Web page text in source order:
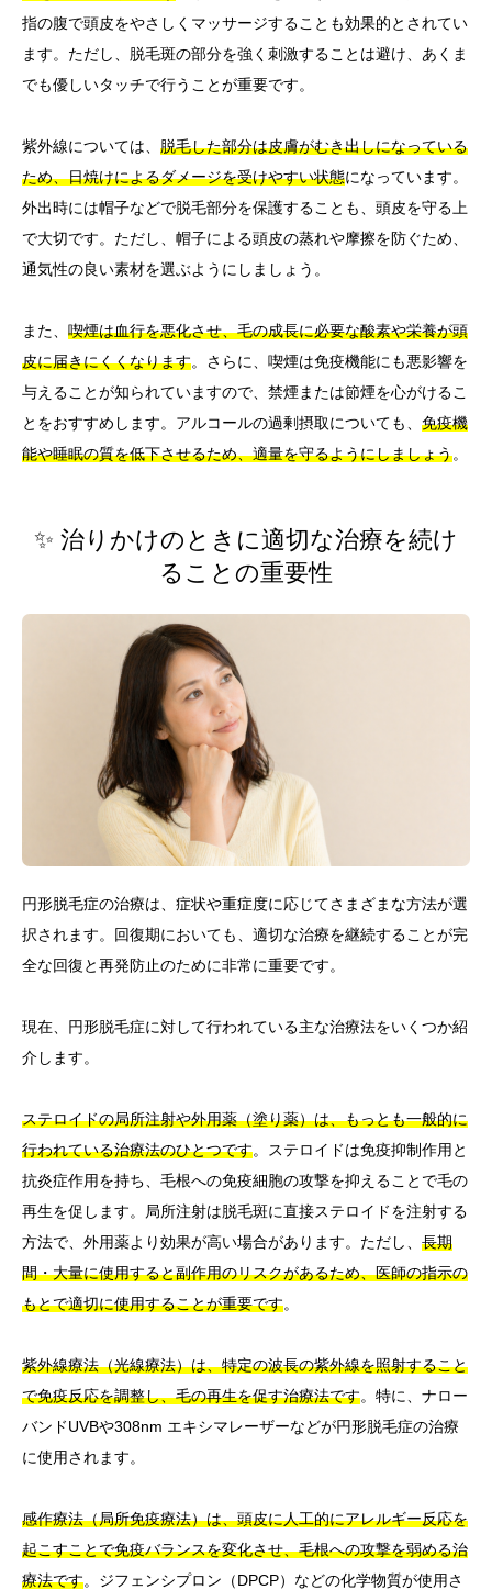
指の腹で頭皮をやさしくマッサージすることも効果的とされてい
ます。ただし、脱毛斑の部分を強く刺激することは避け、あくま
でも優しいタッチで行うことが重要です。
紫外線については、 脱毛した部分は皮膚がむき出しになっている
ため、日焼けによるダメージを受けやすい状態になっています。
外出時には帽子などで脱毛部分を保護することも、頭皮を守る上
で大切です。ただし、帽子による頭皮の蒸れや摩擦を防ぐため、
通気性の良い素材を選ぶようにしましょう。
また、 喫煙は血行を悪化させ、毛の成長に必要な酸素や栄養が頭
皮に届きにくくなります。さらに、喫煙は免疫機能にも悪影響を
与えることが知られていますので、禁煙または節煙を心がけるこ
とをおすすめします。アルコールの過剰摂取についても、 免疫機
能や睡眠の質を低下させるため、適量を守るようにしましょう。
✨ 治りかけのときに適切な治療を続け
ることの重要性
円形脱毛症の治療は、症状や重症度に応じてさまざまな方法が選
択されます。回復期においても、適切な治療を継続することが完
全な回復と再発防止のために非常に重要です。
現在、円形脱毛症に対して行われている主な治療法をいくつか紹
介します。
ステロイドの局所注射や外用薬（塗り薬）は、もっとも一般的に
行われている治療法のひとつです。ステロイドは免疫抑制作用と
抗炎症作用を持ち、毛根への免疫細胞の攻撃を抑えることで毛の
再生を促します。局所注射は脱毛斑に直接ステロイドを注射する
方法で、外用薬より効果が高い場合があります。ただし、 長期
間・大量に使用すると副作用のリスクがあるため、医師の指示の
もとで適切に使用することが重要です。
紫外線療法（光線療法）は、特定の波長の紫外線を照射すること
で免疫反応を調整し、毛の再生を促す治療法です。特に、ナロー
バンドUVBや308nm エキシマレーザーなどが円形脱毛症の治療
に使用されます。
感作療法（局所免疫療法）は、頭皮に人工的にアレルギー反応を
起こすことで免疫バランスを変化させ、毛根への攻撃を弱める治
療法です。ジフェンシプロン（DPCP）などの化学物質が使用さ